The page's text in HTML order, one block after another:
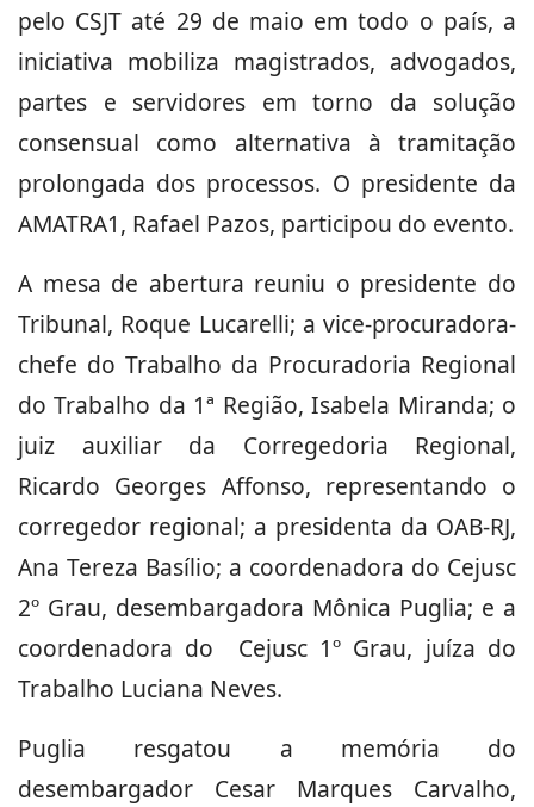
pelo CSJT até 29 de maio em todo o país, a
iniciativa mobiliza magistrados, advogados,
partes e servidores em torno da solução
consensual como alternativa à tramitação
prolongada dos processos. O presidente da
AMATRA1, Rafael Pazos, participou do evento.
A mesa de abertura reuniu o presidente do
Tribunal, Roque Lucarelli; a vice-procuradora-
chefe do Trabalho da Procuradoria Regional
do Trabalho da 1ª Região, Isabela Miranda; o
juiz auxiliar da Corregedoria Regional,
Ricardo Georges Affonso, representando o
corregedor regional; a presidenta da OAB-RJ,
Ana Tereza Basílio; a coordenadora do Cejusc
2º Grau, desembargadora Mônica Puglia; e a
coordenadora do Cejusc 1º Grau, juíza do
Trabalho Luciana Neves.
Puglia resgatou a memória do
desembargador Cesar Marques Carvalho,